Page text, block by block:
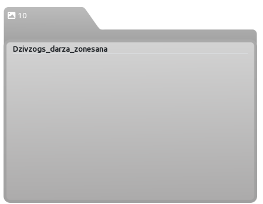
10
Dzivzogs_darza_zonesana